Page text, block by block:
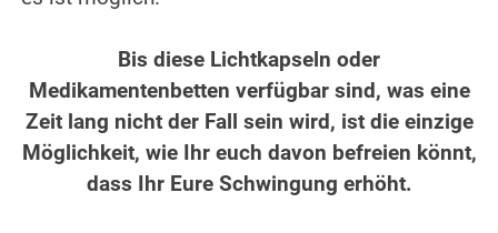
Bis diese Lichtkapseln oder
Medikamentenbetten verfügbar sind, was eine
Zeit lang nicht der Fall sein wird, ist die einzige
Möglichkeit, wie Ihr euch davon befreien könnt,
dass Ihr Eure Schwingung erhöht.